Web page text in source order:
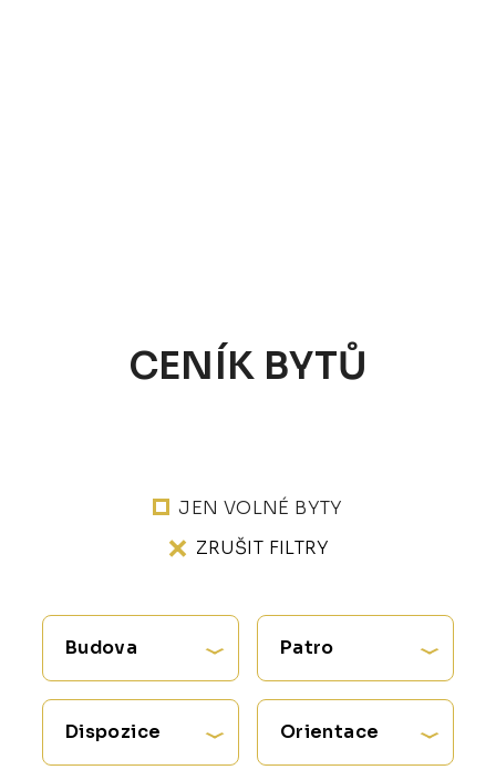
CENÍK BYTŮ
JEN VOLNÉ BYTY
ZRUŠIT FILTRY
Budova Patro
Dispozice Orientace